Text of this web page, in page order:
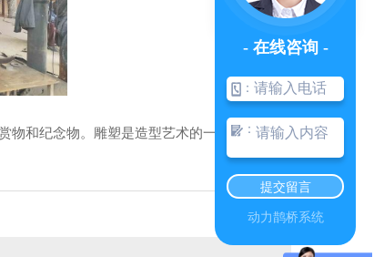
物和纪念物。雕塑是造型艺术的一种。刚好成
- 在线咨询 -
：
：
提交留言
动力鹊桥系统